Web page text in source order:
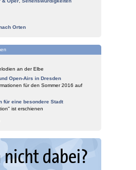
Orten
an der Elbe
Open-Airs in Dresden
für den Sommer 2016 auf
für eine besondere Stadt
ist erschienen